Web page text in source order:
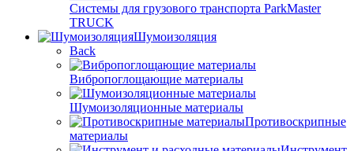
Системы для грузового транспорта ParkMaster
TRUCK
Шумоизоляция
Back
Вибропоглощающие материалы
Шумоизоляционные материалы
Противоскрипные
материалы